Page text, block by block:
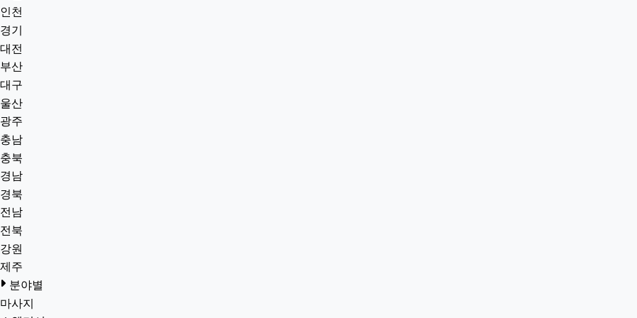
인천
경기
대전
부산
대구
울산
광주
충남
충북
경남
경북
전남
전북
강원
제주
분야별
마사지